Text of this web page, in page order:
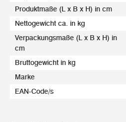
Produktmaße (L x B x H) in cm
Nettogewicht ca. in kg
Verpackungsmaße (L x B x H) in
cm
Bruttogewicht in kg
Marke
EAN-Code/s